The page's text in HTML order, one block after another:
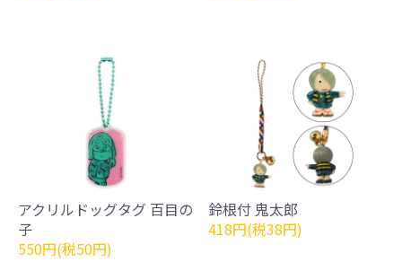
アクリルドッグタグ 百目の
子
550円(税50円)
鈴根付 鬼太郎
418円(税38円)